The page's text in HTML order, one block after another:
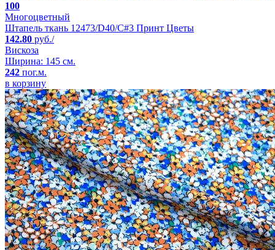
100
Многоцветный
Штапель ткань 12473/D40/C#3 Принт Цветы
142.80 руб./
Вискоза
Ширина: 145 см.
242 пог.м.
в корзину